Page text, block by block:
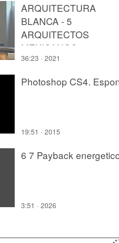
ARQUITECTURA
BLANCA - 5
ARQUITECTOS
MEXICANOS. 1.
ERNESTO ALVA.
Contemporánea.
36:23 · 2021
Photoshop CS4.
19:51 · 2015
6 7 Payback
3:51 · 2026